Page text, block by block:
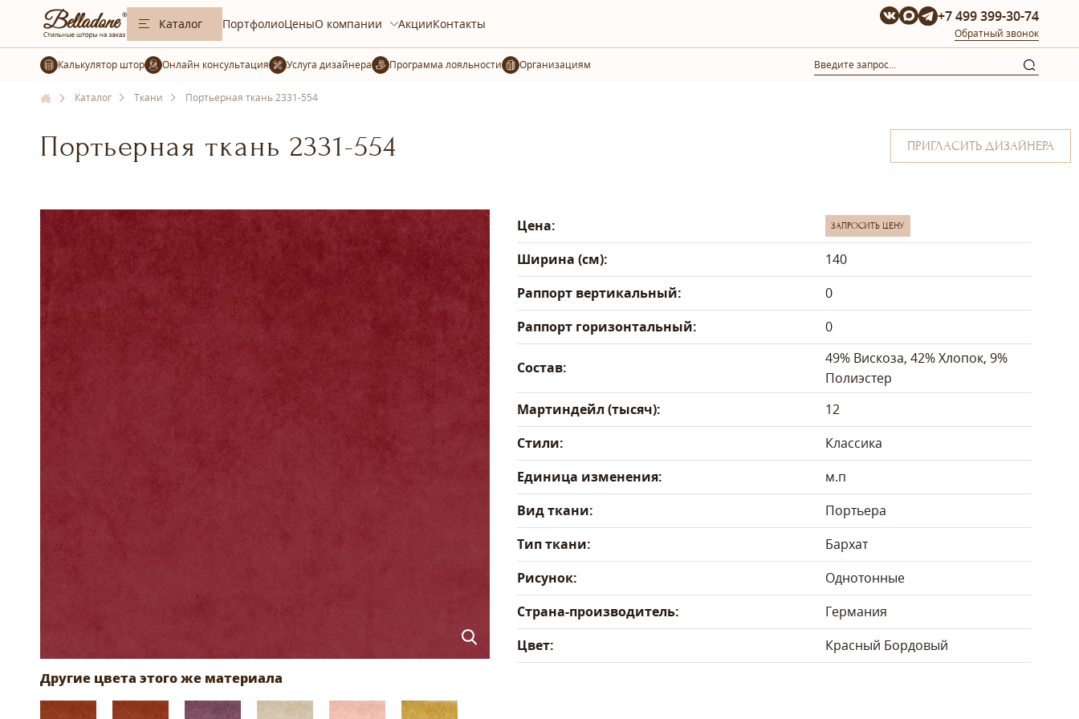
Каталог ПортфолиоЦеныО компании АкцииКонтакты +7 499 399-30-74
Обратный звонок
Калькулятор штор Услуга дизайнера Организациям
Каталог Ткани Портьерная ткань 2331-554
Портьерная ткань 2331-554 ПРИГЛАСИТЬ ДИЗАЙНЕРА
Цена: ЗАПРОСИТЬ ЦЕНУ
Ширина (см):
140
Раппорт вертикальный:
0
Раппорт горизонтальный:
0
Состав:
49% Вискоза, 42% Хлопок, 9%
Полиэстер
Мартиндейл (тысяч):
12
Стили:
Классика
Единица изменения:
м.п
Вид ткани:
Портьера
Тип ткани:
Бархат
Рисунок:
Однотонные
Страна-производитель:
Германия
Цвет:
Красный Бордовый